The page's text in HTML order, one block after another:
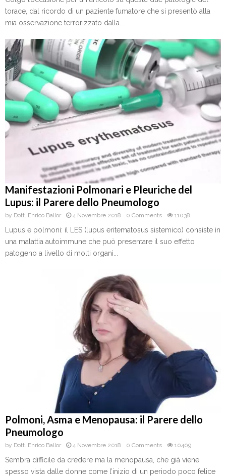
torace, dal ricordo di un paziente fumatore che si presentò alla
mia osservazione terrorizzato dalla...
Manifestazioni Polmonari e Pleuriche del
Lupus: il Parere dello Pneumologo
by Dott. Enrico Ballor 4 Novembre 2018 0 Comments 11038
Lupus e polmoni: il LES (lupus eritematosus sistemico) consiste in
una malattia autoimmune che può presentare il suo effetto
patogeno a livello di molti organi...
Polmoni, Asma e Menopausa: il Parere dello
Pneumologo
by Dott. Enrico Ballor 4 Novembre 2018 0 Comments 10409
Sembra difficile da credere ma la menopausa, che già viene
spesso vista dalle donne come l’inizio di un periodo poco felice